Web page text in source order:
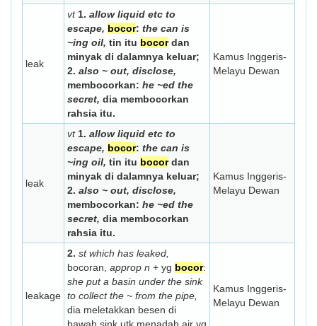
leak
vt 1. allow liquid etc to
escape, bocor: the can is
~ing oil, tin itu bocordan
minyak di dalamnya keluar;
2. also ~ out, disclose,
membocorkan: he ~ed the
secret, dia membocorkan
rahsia itu.
Kamus Inggeris-
Melayu Dewan
leak
vt 1. allow liquid etc to
escape, bocor: the can is
~ing oil, tin itu bocordan
minyak di dalamnya keluar;
2. also ~ out, disclose,
membocorkan: he ~ed the
secret, dia membocorkan
rahsia itu.
Kamus Inggeris-
Melayu Dewan
leakage
2. st which has leaked,
bocoran, approp n + yg bocor:
she put a basin under the sink
to collect the ~ from the pipe,
dia meletakkan besen di
Kamus Inggeris-
Melayu Dewan